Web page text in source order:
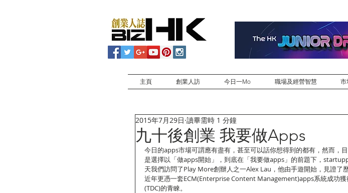
主頁 創業人訪 今日一Mo 職場及經營智慧 市
九十後創業 我要做Apps
2015年7月29日 讀畢需時 1 分鐘
今日的apps市場可謂應有盡有，甚至可以話你想得到的都有，然而，
是選擇以「做apps開始」，到底在「我要做apps」的前題下，
天我們訪問了Play More創辦人之一Alex Lau，他由手遊開始，見證了
近年更憑一套ECM(Enterprise Content Management)apps系統成功
(TDC)的青睞。